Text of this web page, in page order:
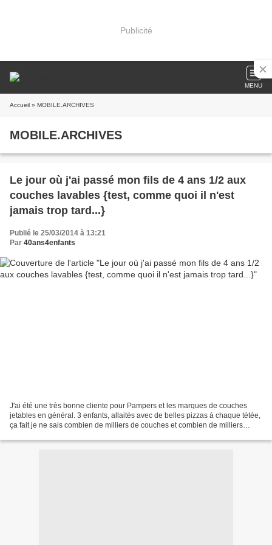
Publicité
MENU
Accueil » MOBILE.ARCHIVES
MOBILE.ARCHIVES
Le jour où j'ai passé mon fils de 4 ans 1/2 aux
couches lavables {test, comme quoi il n'est
jamais trop tard...}
Publié le 25/03/2014 à 13:21
Par 40ans4enfants
J'ai été une très bonne cliente pour Pampers et les marques de couches
jetables en général. 3 enfants, allaités avec de belles pizzas à chaque tétée,
ça fait je ne sais combien de milliers de couches et combien de milliers